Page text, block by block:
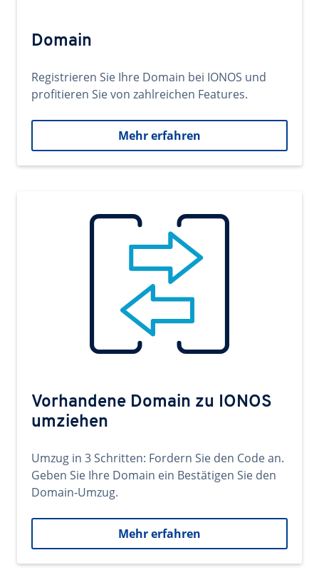
Domain
Registrieren Sie Ihre Domain bei IONOS und
profitieren Sie von zahlreichen Features.
Mehr erfahren
Vorhandene Domain zu IONOS
umziehen
Umzug in 3 Schritten: Fordern Sie den Code an.
Geben Sie Ihre Domain ein Bestätigen Sie den
Domain-Umzug.
Mehr erfahren